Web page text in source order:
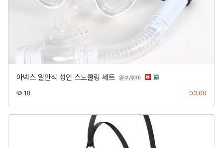
아넥스 일안식 성인 스노쿨링 세트 완구/취미 분류
18 03:00